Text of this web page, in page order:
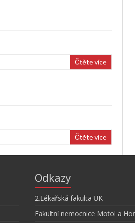
Čtěte více
Čtěte více
Odkazy
2.Lékařská fakulta UK
Fakultní nemocnice Motol a